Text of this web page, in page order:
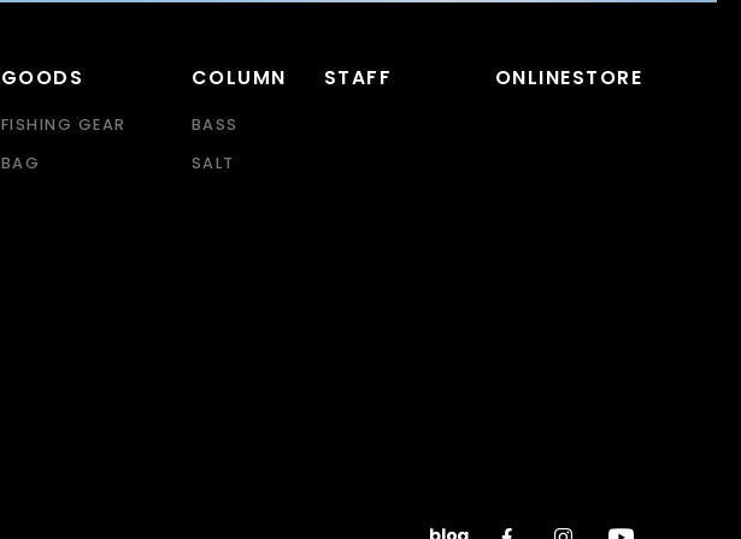
GOODS
FISHING GEAR
BAG
COLUMN
BASS
SALT
STAFF ONLINESTORE